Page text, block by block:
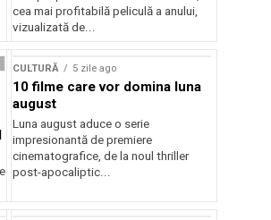
cea mai profitabilă peliculă a anului,
vizualizată de...
CULTURĂ 5 zile ago
10 filme care vor domina luna
august
Luna august aduce o serie
impresionantă de premiere
cinematografice, de la noul thriller
post-apocaliptic...